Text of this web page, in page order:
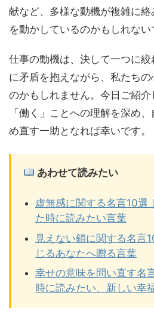
献など、多様な動機が複雑に
を動かしているのかもしれない
仕事の動機は、決して一つに
に矛盾を抱えながら、私たち
のかもしれません。今日ご紹
「働く」ことへの理解を深め
め直す一助となれば幸いです。
あわせて読みたい
虚無感に関する名言10選
た時に読みたい言葉
見えない鎖に関する名言
じるあなたへ贈る言葉
幸せの意味を問い直す名
時に読みたい、新しい幸